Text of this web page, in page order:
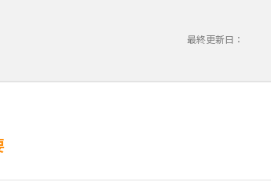
最終更新日：